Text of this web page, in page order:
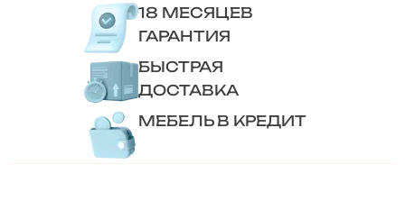
18 МЕСЯЦЕВ
ГАРАНТИЯ
БЫСТРАЯ
ДОСТАВКА
МЕБЕЛЬ В КРЕДИТ